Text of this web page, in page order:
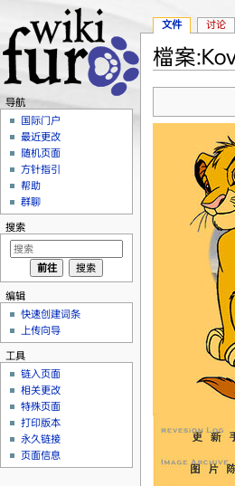
檔案
文件 讨论
导航
国际门户
最近更改
随机页面
方针指引
帮助
群聊
搜索
编辑
快速创建词条
上传向导
工具
链入页面
相关更改
特殊页面
打印版本
永久链接
页面信息